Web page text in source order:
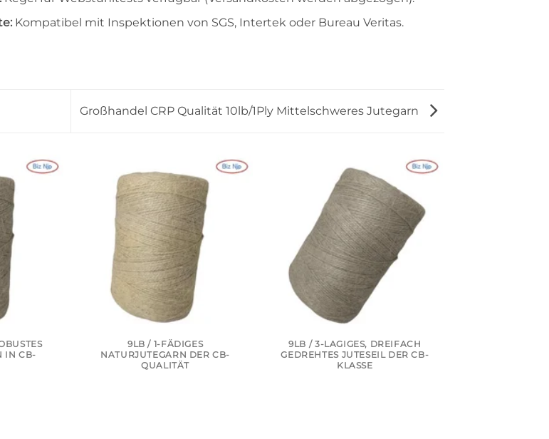
Kompatibel mit Inspektionen von SGS, Intertek oder Bureau Veritas.
Großhandel CRP Qualität 10lb/1Ply Mittelschweres Jutegarn
IN CB-
9LB / 1-FÄDIGES
NATURJUTEGARN DER CB-
QUALITÄT
9LB / 3-LAGIGES, DREIFACH
GEDREHTES JUTESEIL DER CB-
KLASSE